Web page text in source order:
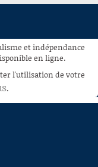
et indépendance
en ligne.
l'utilisation de votre
.